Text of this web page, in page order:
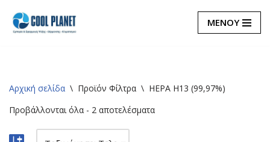
Μεταπηδήστε
ΜΕΝΟΥ
Αρχική σελίδα \ Προϊόν Φίλτρα \ HEPA H13 (99,97%)
Προβάλλονται όλα - 2 αποτελέσματα